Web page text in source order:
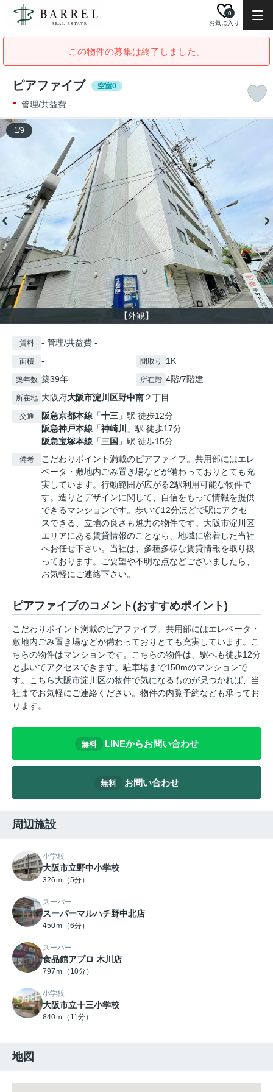
お気に入り
0
この物件の募集は終了しました。
ピアファイブ 空室0
- 管理/共益費 -
【外観】
1/9
賃料 - 管理/共益費 -
面積 - 間取り 1K
築年数 築39年 所在階 4階/7階建
所在地 大阪府大阪市淀川区野中南２丁目
交通 阪急京都本線 「十三 」駅 徒歩12分
阪急神戸本線 「神崎川
」駅 徒歩17分
阪急宝塚本線 「三国 」駅 徒歩15分
備考
こだわりポイント満載のピアファイブ。共用部にはエレ
ベータ・敷地内ごみ置き場などが備わっておりとても充
実しています。行動範囲が広がる2駅利用可能な物件で
す。造りとデザインに関して、自信をもって情報を提供
できるマンションです。歩いて12分ほどで駅にアクセ
スできる、立地の良さも魅力の物件です。大阪市淀川区
エリアにある賃貸情報のことなら、地域に密着した当社
へお任せ下さい。当社は、多種多様な賃貸情報を取り扱
っております。ご要望や不明な点などございましたら、
お気軽にご連絡下さい。
ピアファイブのコメント(おすすめポイント)
こだわりポイント満載のピアファイブ。共用部にはエレベータ・
敷地内ごみ置き場などが備わっておりとても充実しています。こ
ちらの物件はマンションです。こちらの物件は、駅へも徒歩12分
と歩いてアクセスできます。駐車場まで150mのマンションで
す。こちら大阪市淀川区の物件で気になるものが見つかれば、当
社までお気軽にご連絡ください。物件の内覧予約なども承ってお
ります。
無料 LINEからお問い合わせ
無料 お問い合わせ
周辺施設
小学校
大阪市立野中小学校
326ｍ（5分）
スーパー
スーパーマルハチ野中北店
450ｍ（6分）
スーパー
食品館アプロ 木川店
797ｍ（10分）
小学校
大阪市立十三小学校
840ｍ（11分）
地図